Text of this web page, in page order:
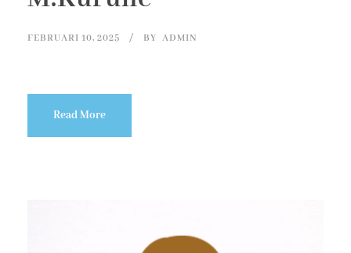
FEBRUARI 10, 2025 BY ADMIN
Read More